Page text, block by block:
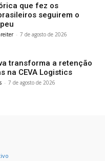
que fez os
seguirem o
- 7 de agosto de 2026
transforma a retenção
na CEVA Logistics
- 7 de agosto de 2026